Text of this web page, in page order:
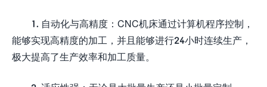
1. 自动化与高精度：CNC机床通过计算机程序控制，
能够实现高精度的加工，并且能够进行24小时连续生产，
极大提高了生产效率和加工质量。